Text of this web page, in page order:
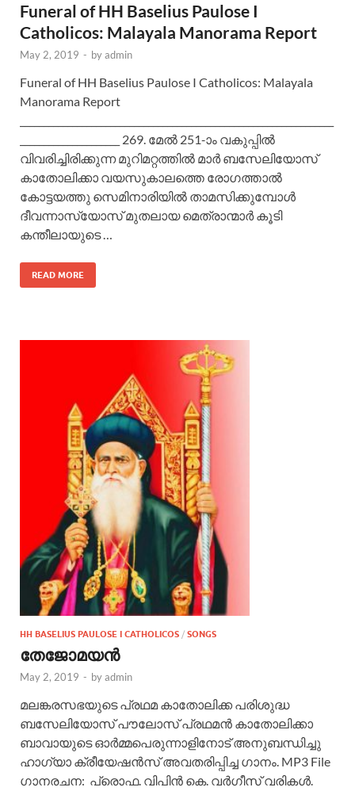
Funeral of HH Baselius Paulose I
Catholicos: Malayala Manorama Report
May 2, 2019 - byadmin
Funeral of HH Baselius Paulose I Catholicos: Malayala
Manorama Report
_____________________ 269. മേല്‍ 251-ാം വകുപ്പില്‍
വിവരിച്ചിരിക്കുന്ന മുറിമറ്റത്തില്‍ മാര്‍ ബസേലിയോസ്
കാതോലിക്കാ വയസുകാലത്തെ രോഗത്താല്‍
കോട്ടയത്തു സെമിനാരിയില്‍ താമസിക്കുമ്പോള്‍
ദീവന്നാസ്യോസ് മുതലായ മെത്രാന്മാര്‍ കൂടി
കന്തീലായുടെ …
READ MORE
HH BASELIUS PAULOSE I CATHOLICOS / SONGS
തേജോമയൻ
May 2, 2019 - byadmin
മലങ്കരസഭയുടെ പ്രഥമ കാതോലിക്ക പരിശുദ്ധ
ബസേലിയോസ് പൗലോസ് പ്രഥമൻ കാതോലിക്കാ
ബാവായുടെ ഓർമ്മപെരുന്നാളിനോട് അനുബന്ധിച്ചു
ഹാഗ്യാ ക്രീയേഷൻസ് അവതരിപ്പിച്ച ഗാനം. MP3 File
ഗാനരചന: പ്രൊഫ. വിപിന്‍ കെ. വര്‍ഗീസ് വരികള്‍.